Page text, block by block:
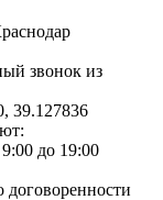
звонок из
39.127836
9:00 до 19:00
договоренности